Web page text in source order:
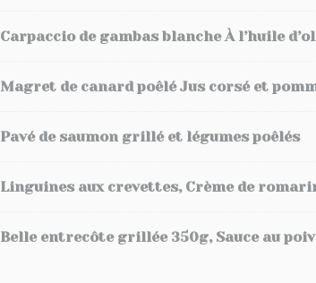
Carpaccio de gambas blanche À l’huile
Magret de canard poêlé Jus corsé et
Pavé de saumon grillé et légumes poêlés
Linguines aux crevettes, Crème de
Belle entrecôte grillée 350g, Sauce au